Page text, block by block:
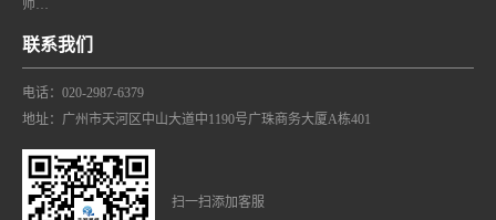
师…
联系我们
电话：020-2987-6379
地址：广州市天河区中山大道中1190号广珠商务大厦A栋401
扫一扫添加客服